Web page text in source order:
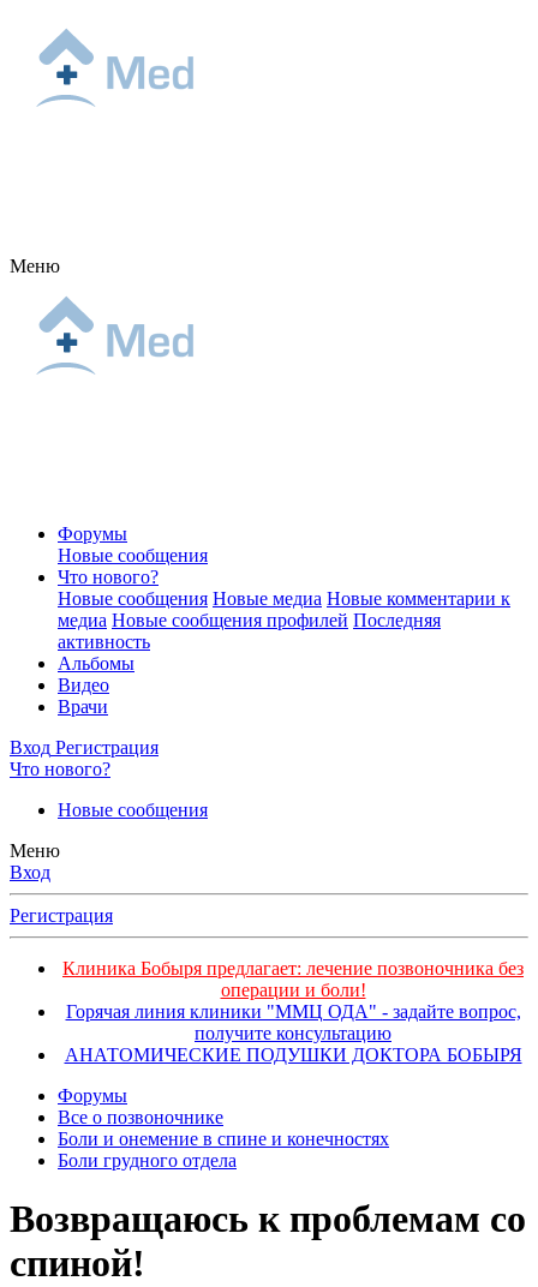
Меню
Форумы
Новые сообщения
Что нового?
Новые сообщения Новые медиа Новые комментарии к
медиа Новые сообщения профилей Последняя
активность
Альбомы
Видео
Врачи
Вход Регистрация
Что нового?
Новые сообщения
Меню
Вход
Регистрация
Клиника Бобыря предлагает: лечение позвоночника без
операции и боли!
Горячая линия клиники "ММЦ ОДА" - задайте вопрос,
получите консультацию
АНАТОМИЧЕСКИЕ ПОДУШКИ ДОКТОРА БОБЫРЯ
Форумы
Все о позвоночнике
Боли и онемение в спине и конечностях
Боли грудного отдела
Возвращаюсь к проблемам со
спиной!